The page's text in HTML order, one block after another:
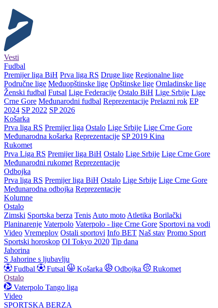
Vesti
Fudbal
Premijer liga BiH Prva liga RS Druge lige Regionalne lige
Područne lige Međuopštinske lige Opštinske lige Omladinske lige
Ženski fudbal Futsal Lige Federacije Ostalo BiH Lige Srbije Lige
Crne Gore Međunarodni fudbal Reprezentacije Prelazni rok EP
2024 SP 2022 SP 2026
Košarka
Prva liga RS Premijer liga Ostalo Lige Srbije Lige Crne Gore
Međunarodna košarka Reprezentacije SP 2019 Kina
Rukomet
Prva Liga RS Premijer liga BiH Ostalo Lige Srbije Lige Crne Gore
Međunarodni rukomet Reprezentacije
Odbojka
Prva liga RS Premijer liga BiH Ostalo Lige Srbije Lige Crne Gore
Međunarodna odbojka Reprezentacije
Kolumne
Ostalo
Zimski Sportska berza Tenis Auto moto Atletika Borilački
Planinarenje Vaterpolo Vaterpolo - lige Crne Gore Sportovi na vodi
Video Vremeplov Ostali sportovi Info BET Naš stav Promo Sport
Sportski horoskop OI Tokyo 2020 Tip dana
Jahorina
S Jahorine s ljubavlju
Fudbal
Futsal Košarka Odbojka
Rukomet
Ostalo
Vaterpolo Tango liga
Video
SPORTSKA BERZA